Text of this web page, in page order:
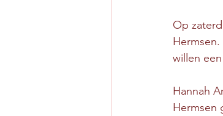
Op
willen
Hannah
Hermsen